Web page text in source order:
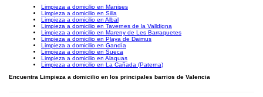
Limpieza a domicilio en Manises
Limpieza a domicilio en Silla
Limpieza a domicilio en Albal
Limpieza a domicilio en Tavernes de la Valldigna
Limpieza a domicilio en Mareny de Les Barraquetes
Limpieza a domicilio en Playa de Daimus
Limpieza a domicilio en Gandía
Limpieza a domicilio en Sueca
Limpieza a domicilio en Alaquas
Limpieza a domicilio en La Cañada (Paterna)
Encuentra Limpieza a domicilio en los principales barrios de Valencia